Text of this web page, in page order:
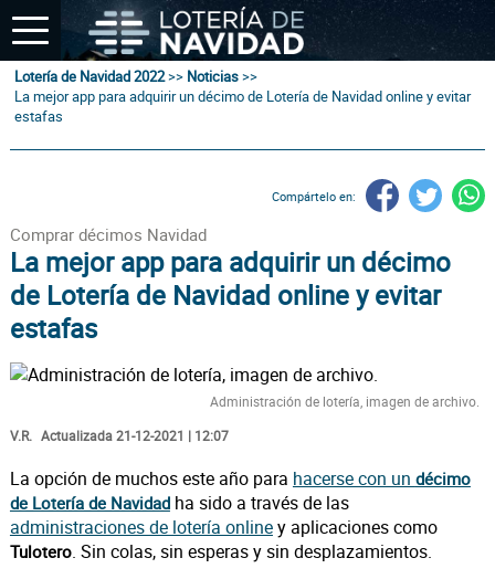
Lotería de Navidad 2022>> Noticias>>
La mejor app para adquirir un décimo de Lotería de Navidad online y evitar
estafas
Compártelo en:
Comprar décimos Navidad
La mejor app para adquirir un décimo
de Lotería de Navidad online y evitar
estafas
Administración de lotería, imagen de archivo.
V.R. Actualizada 21-12-2021 | 12:07
La opción de muchos este año para hacerse con un décimo
de Lotería de Navidadha sido a través de las
administraciones de lotería onliney aplicaciones como
Tulotero. Sin colas, sin esperas y sin desplazamientos.